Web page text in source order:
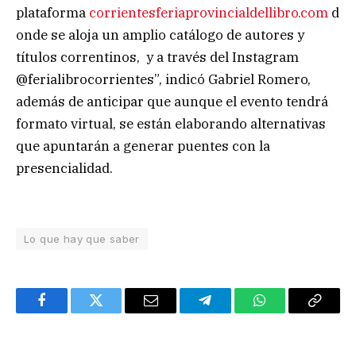
plataforma corrientesferiaprovincialdellibro.com d
onde se aloja un amplio catálogo de autores y
títulos correntinos, y a través del Instagram
@ferialibrocorrientes”, indicó Gabriel Romero,
además de anticipar que aunque el evento tendrá
formato virtual, se están elaborando alternativas
que apuntarán a generar puentes con la
presencialidad.
Lo que hay que saber
FacebookTwitter Email TelegramWhatsAppCopy